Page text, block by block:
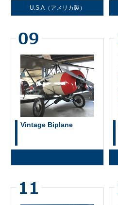
U.S.A（アメリカ製）
Vintage Biplane